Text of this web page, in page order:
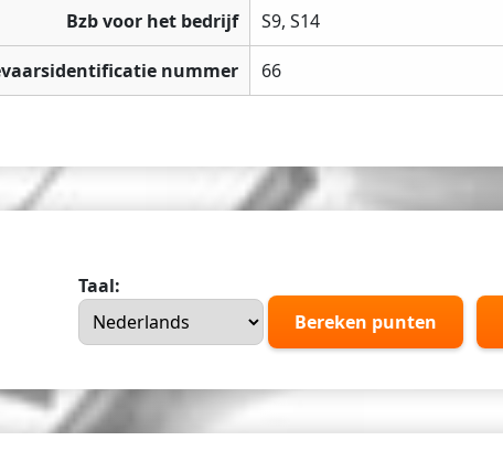
Bzb voor het bedrijf S9, S14
nummer 66
Taal:
Bereken punten